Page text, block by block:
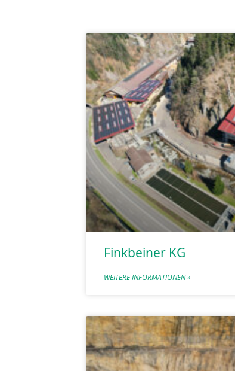
Finkbeiner KG
WEITERE INFORMATIONEN »